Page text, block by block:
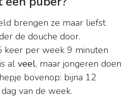
brengen ze maar liefst
de douche door.
keer per week 9 minuten
al veel, maar jongeren doen
bovenop: bijna 12
van de week.